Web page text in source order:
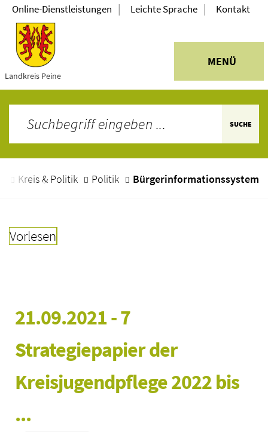
Landkreis Peine
MENÜ
Online-Dienstleistungen | Leichte Sprache | Kontakt
SUCHE
Kreis & Politik Politik Bürgerinformationssystem
Vorlesen
21.09.2021 - 7
Strategiepapier der
Kreisjugendpflege 2022 bis
...